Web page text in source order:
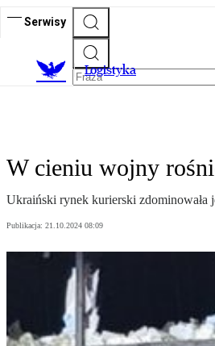
Serwisy
Logistyka
W cieniu wojny
Ukraiński rynek kurierski zdominowała
Publikacja: 21.10.2024 08:09